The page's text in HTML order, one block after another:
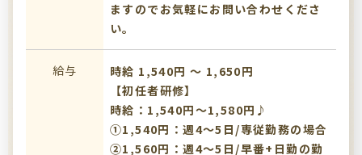
ますのでお気軽にお問い合わせくださ
い。
給与
時給 1,540円 〜 1,650円
【初任者研修】
時給：1,540円～1,580円♪
①1,540円：週4～5日/専従勤務の場合
②1,560円：週4～5日/早番+日勤の勤